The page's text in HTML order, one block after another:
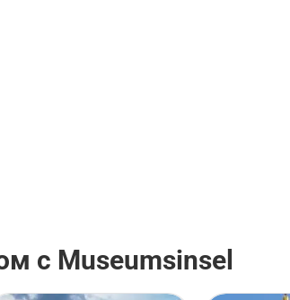
с Museumsinsel